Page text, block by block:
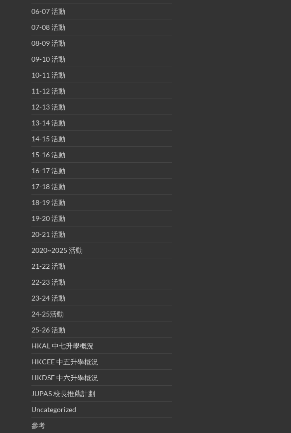
06-07 活動
07-08 活動
08-09 活動
09-10 活動
10-11 活動
11-12 活動
12-13 活動
13-14 活動
14-15 活動
15-16 活動
16-17 活動
17-18 活動
18-19 活動
19-20 活動
20-21 活動
2020~2025 活動
21-22 活動
22-23 活動
23-24 活動
24-25活動
25-26 活動
HKAL 中七升學概況
HKCEE 中五升學概況
HKDSE 中六升學概況
JUPAS 校長推薦計劃
Uncategorized
參考